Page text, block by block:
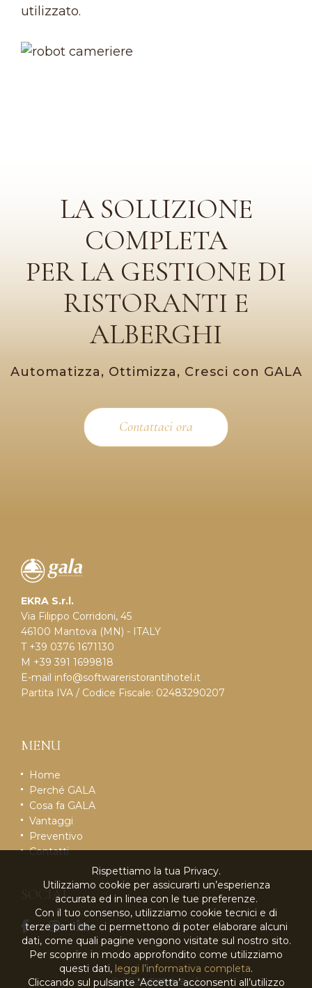
utilizzato.
LA SOLUZIONE
COMPLETA
PER LA GESTIONE DI
RISTORANTI E
ALBERGHI
Automatizza, Ottimizza, Cresci con GALA
Contattaci ora
EKRA S.r.l.
Via Filippo Corridoni, 45
46100 Mantova (MN) - ITALY
T +39 0376 1671130
M +39 391 1699818
E-mail info@softwareristorantihotel.it
Partita IVA / Codice Fiscale: 02483290207
MENU
Home
Perché GALA
Cosa fa GALA
Vantaggi
Preventivo
Contatti
SOCIAL
© 2026EKRA S.r.l.
Rispettiamo la tua Privacy.
Utilizziamo cookie per assicurarti un’esperienza
accurata ed in linea con le tue preferenze.
Con il tuo consenso, utilizziamo cookie tecnici e di
terze parti che ci permettono di poter elaborare alcuni
dati, come quali pagine vengono visitate sul nostro sito.
Per scoprire in modo approfondito come utilizziamo
questi dati, leggi l’informativa completa.
Cliccando sul pulsante ‘Accetta’ acconsenti all’utilizzo